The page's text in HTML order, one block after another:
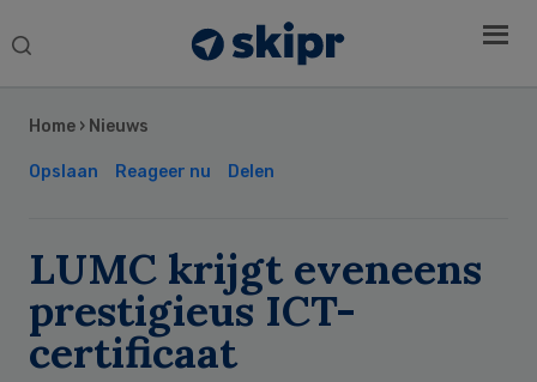
Search
Home › Nieuws
Opslaan Reageer nu Delen
LUMC krijgt eveneens
prestigieus ICT-
certificaat
Sidebar